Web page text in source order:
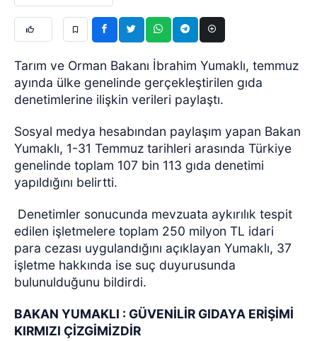
Tarım ve Orman Bakanı İbrahim Yumaklı, temmuz
ayında ülke genelinde gerçekleştirilen gıda
denetimlerine ilişkin verileri paylaştı.
Sosyal medya hesabından paylaşım yapan Bakan
Yumaklı, 1-31 Temmuz tarihleri arasında Türkiye
genelinde toplam 107 bin 113 gıda denetimi
yapıldığını belirtti.
Denetimler sonucunda mevzuata aykırılık tespit
edilen işletmelere toplam 250 milyon TL idari
para cezası uygulandığını açıklayan Yumaklı, 37
işletme hakkında ise suç duyurusunda
bulunulduğunu bildirdi.
BAKAN YUMAKLI : GÜVENİLİR GIDAYA ERİŞİMİ
KIRMIZI ÇİZGİMİZDİR